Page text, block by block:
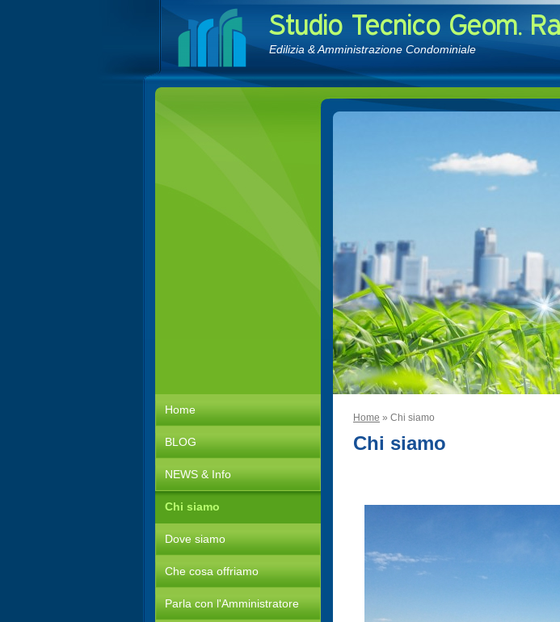
Edilizia & Amministrazione Condominiale
Home » Chi siamo
Chi siamo
Home
BLOG
NEWS & Info
Chi siamo
Dove siamo
Che cosa offriamo
Parla con l'Amministratore